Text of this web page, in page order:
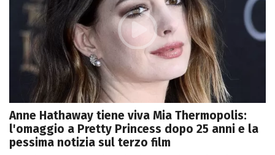
Anne Hathaway tiene viva Mia Thermopolis:
l'omaggio a Pretty Princess dopo 25 anni e la
pessima notizia sul terzo film